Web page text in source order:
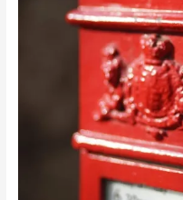
Belgische